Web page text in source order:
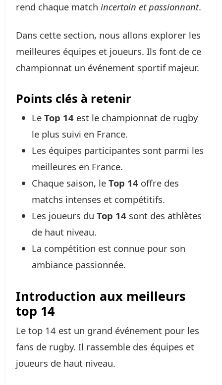
rend chaque match incertain et passionnant.
Dans cette section, nous allons explorer les
meilleures équipes et joueurs. Ils font de ce
championnat un événement sportif majeur.
Points clés à retenir
Le Top 14 est le championnat de rugby
le plus suivi en France.
Les équipes participantes sont parmi les
meilleures en France.
Chaque saison, le Top 14 offre des
matchs intenses et compétitifs.
Les joueurs du Top 14 sont des athlètes
de haut niveau.
La compétition est connue pour son
ambiance passionnée.
Introduction aux meilleurs
top 14
Le top 14 est un grand événement pour les
fans de rugby. Il rassemble des équipes et
joueurs de haut niveau.